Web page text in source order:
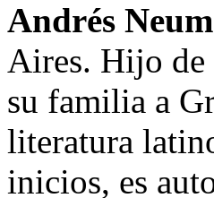
Andrés
Aires. Hijo de
su familia a
literatura
inicios, es